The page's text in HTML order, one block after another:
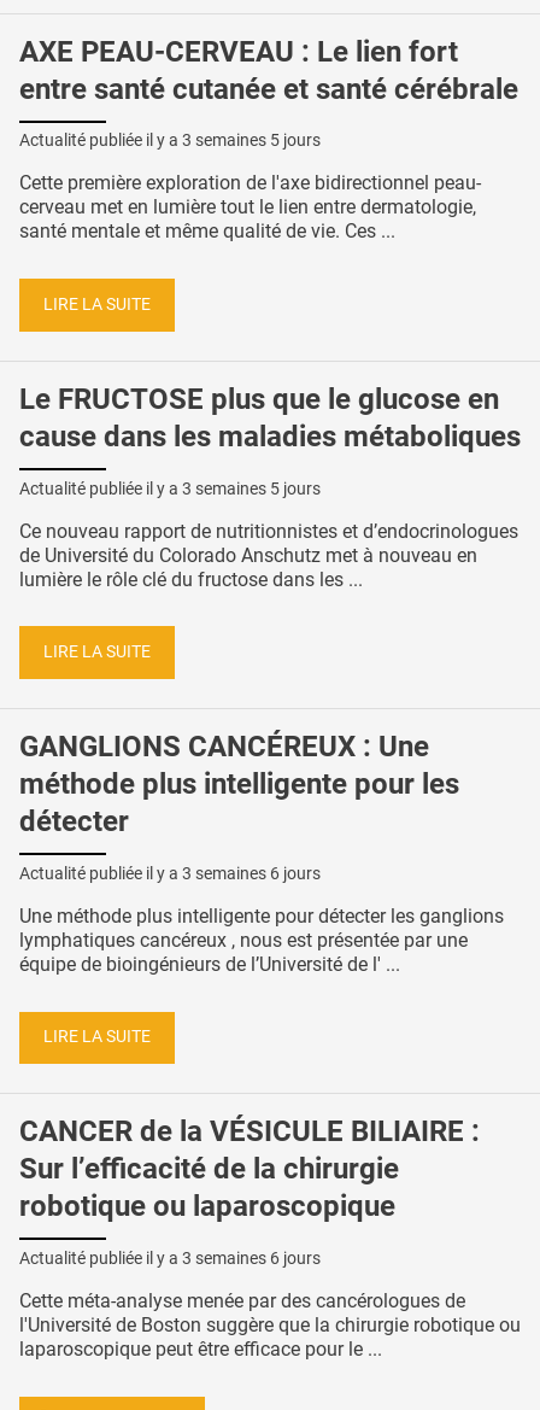
AXE PEAU-CERVEAU : Le lien fort
entre santé cutanée et santé cérébrale
Actualité publiée il y a 3 semaines 5 jours
Cette première exploration de l'axe bidirectionnel peau-
cerveau met en lumière tout le lien entre dermatologie,
santé mentale et même qualité de vie. Ces ...
LIRE LA SUITE
Le FRUCTOSE plus que le glucose en
cause dans les maladies métaboliques
Actualité publiée il y a 3 semaines 5 jours
Ce nouveau rapport de nutritionnistes et d’endocrinologues
de Université du Colorado Anschutz met à nouveau en
lumière le rôle clé du fructose dans les ...
LIRE LA SUITE
GANGLIONS CANCÉREUX : Une
méthode plus intelligente pour les
détecter
Actualité publiée il y a 3 semaines 6 jours
Une méthode plus intelligente pour détecter les ganglions
lymphatiques cancéreux , nous est présentée par une
équipe de bioingénieurs de l’Université de l' ...
LIRE LA SUITE
CANCER de la VÉSICULE BILIAIRE :
Sur l’efficacité de la chirurgie
robotique ou laparoscopique
Actualité publiée il y a 3 semaines 6 jours
Cette méta-analyse menée par des cancérologues de
l'Université de Boston suggère que la chirurgie robotique ou
laparoscopique peut être efficace pour le ...